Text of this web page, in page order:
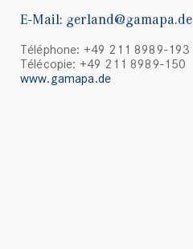
E-Mail: gerland@gamapa.de
Téléphone: +49 211 8989-193
Télécopie: +49 211 8989-150
www.gamapa.de